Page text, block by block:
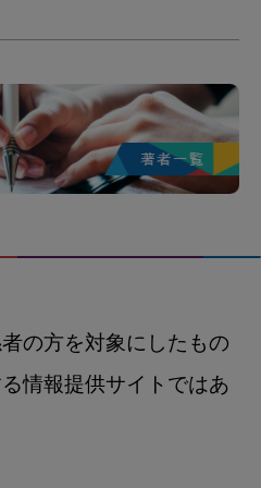
の方を対象にしたもの
情報提供サイトではあ